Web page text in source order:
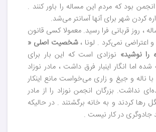
بود که مردم این مساله را باور کنند .
کردن شهر برای آنها آسانتر می‌شد.
، روز قربانی فرا رسید. معمولا کسی قانون
نمی‌کرد . لونا ،شخصیت اصلی «
نوشید» نوزادی است که این بار برای
اما انگار اینبار فرق داشت ، مادر نوزاد
ناله و جیغ و زاری می‌خواست مانع اینکار
نداشت. بزرگان انجمن نوزاد را از مادر
رها کردند و به خانه برگشتند . در حالیکه
جادوگری در کار نیست .